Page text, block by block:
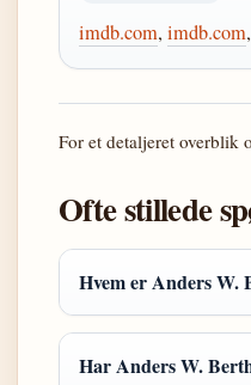
imdb.com, imdb.com,
For et detaljeret overblik
Ofte stillede
Hvem er Anders W.
Har Anders W.